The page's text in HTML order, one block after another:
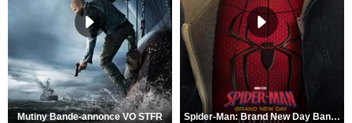
Mutiny Bande-annonce VO STFR Spider-Man: Brand New Day Bande-annonce VO STFR